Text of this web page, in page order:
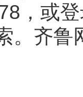
，或
。齐鲁